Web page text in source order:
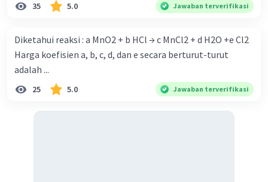
35 5.0 Jawaban terverifikasi
Diketahui reaksi : a MnO2 + b HCl → c MnCl2 + d H2O +e Cl2
Harga koefisien a, b, c, d, dan e secara berturut-turut
adalah ...
25 5.0 Jawaban terverifikasi